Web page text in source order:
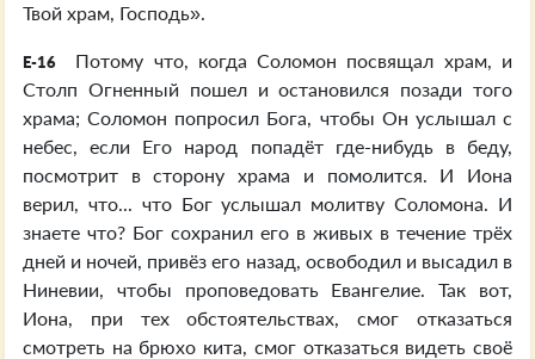
Твой храм, Господь».
E-16
Потому что, когда Соломон посвящал храм, и
Столп Огненный пошел и остановился позади того
храма; Соломон попросил Бога, чтобы Он услышал с
небес, если Его народ попадёт где-нибудь в беду,
посмотрит в сторону храма и помолится. И Иона
верил, что... что Бог услышал молитву Соломона. И
знаете что? Бог сохранил его в живых в течение трёх
дней и ночей, привёз его назад, освободил и высадил в
Ниневии, чтобы проповедовать Евангелие. Так вот,
Иона, при тех обстоятельствах, смог отказаться
смотреть на брюхо кита, смог отказаться видеть своё